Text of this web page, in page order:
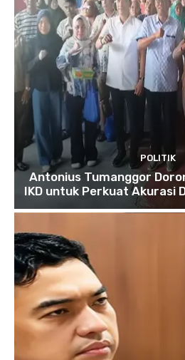
POLITIK
Antonius Tumanggor
IKD untuk Perkuat Akurasi